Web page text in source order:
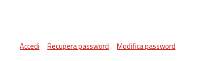
Accedi Recupera password Modifica password